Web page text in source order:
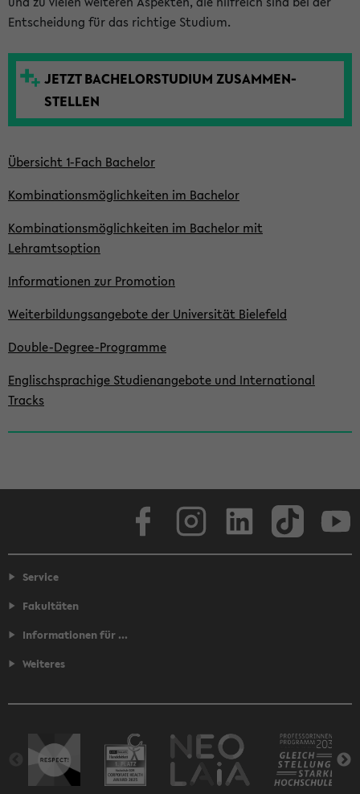
e
e
Entscheidung für das richtige Studium.
JETZT BACHELOR­STUDIUM ZUSAMMEN­
STELLEN
Übersicht 1-Fach Bachelor
Kombinationsmöglich­keiten im Bachelor
Kombinationsmöglich­keiten im Bachelor mit
Lehramtsoption
Informationen zur Promotion
Weiterbildungsangebote der Universität Bielefeld
Double-Degree-Programme
Englischsprachige Studienangebote und International
Tracks
Service
Fakultäten
Informationen für ...
Weiteres